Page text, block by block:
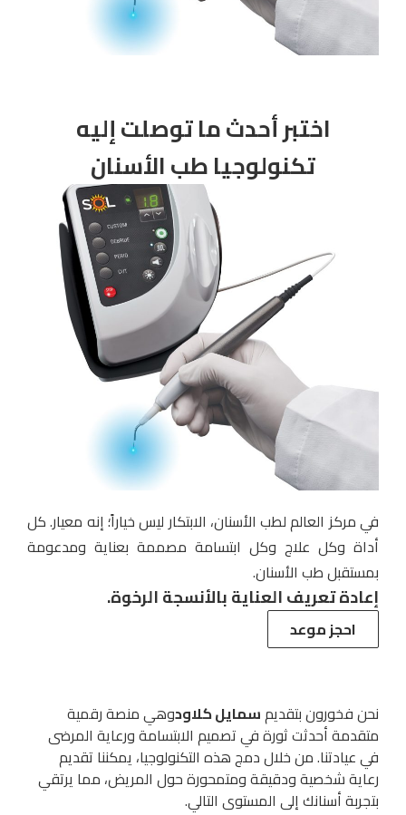
اختبر أحدث ما توصلت إليه
تكنولوجيا طب الأسنان
في مركز العالم لطب الأسنان، الابتكار ليس خياراً؛ إنه معيار. كل
أداة وكل علاج وكل ابتسامة مصممة بعناية ومدعومة
بمستقبل طب الأسنان.
إعادة تعريف العناية بالأنسجة الرخوة.
احجز موعد
نحن فخورون بتقديمسمايل كلاودوهي منصة رقمية
متقدمة أحدثت ثورة في تصميم الابتسامة ورعاية المرضى
في عيادتنا. من خلال دمج هذه التكنولوجيا، يمكننا تقديم
رعاية شخصية ودقيقة ومتمحورة حول المريض، مما يرتقي
بتجربة أسنانك إلى المستوى التالي.